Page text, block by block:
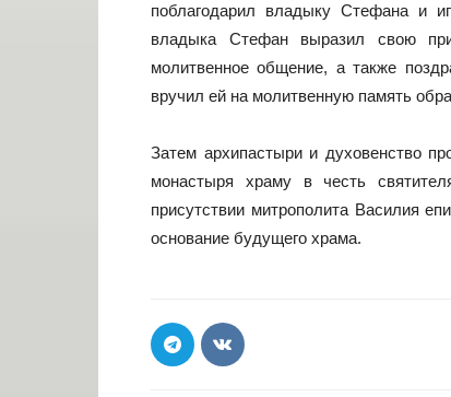
поблагодарил владыку Стефана и
владыка Стефан выразил свою
молитвенное общение, а также
вручил ей на молитвенную память
Затем архипастыри и духовенство
монастыря храму в честь
присутствии митрополита Василия
основание будущего храма.